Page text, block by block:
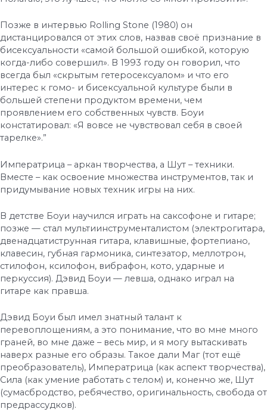
Позже в интервью Rolling Stone (1980) он
дистанцировался от этих слов, назвав своё признание в
бисексуальности «самой большой ошибкой, которую
когда-либо совершил». В 1993 году он говорил, что
всегда был «скрытым гетеросексуалом» и что его
интерес к гомо- и бисексуальной культуре были в
большей степени продуктом времени, чем
проявлением его собственных чувств. Боуи
констатировал: «Я вовсе не чувствовал себя в своей
тарелке».”
Императрица – аркан творчества, а Шут – техники.
Вместе – как освоение множества инструментов, так и
придумывание новых техник игры на них.
В детстве Боуи научился играть на саксофоне и гитаре;
позже — стал мультиинструменталистом (электрогитара,
двенадцатиструнная гитара, клавишные, фортепиано,
клавесин, губная гармоника, синтезатор, меллотрон,
стилофон, ксилофон, вибрафон, кото, ударные и
перкуссия). Дэвид Боуи — левша, однако играл на
гитаре как правша.
Дэвид Боуи был имел знатный талант к
перевоплощениям, а это понимание, что во мне много
граней, во мне даже – весь мир, и я могу вытаскивать
наверх разные его образы. Такое дали Маг (тот ещё
преобразователь), Императрица (как аспект творчества),
Сила (как умение работать с телом) и, коненчо же, Шут
(сумасбродство, ребячество, оригинальность, свобода от
предрассудков).